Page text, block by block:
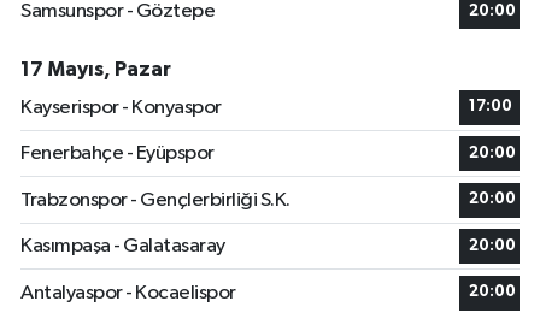
Samsunspor - Göztepe 20:00
17 Mayıs, Pazar
Kayserispor - Konyaspor
17:00
Fenerbahçe - Eyüpspor 20:00
Trabzonspor - Gençlerbirliği S.K. 20:00
Kasımpaşa - Galatasaray 20:00
Antalyaspor - Kocaelispor 20:00